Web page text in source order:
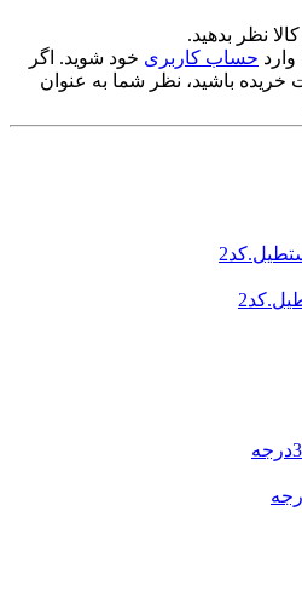
نظر بدهید.
حساب کاربری خود شوید. اگر
خریده باشید، نظر شما به عنوان